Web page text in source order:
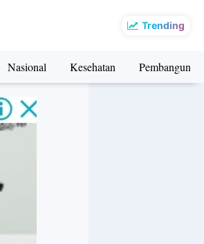
Trending
Nasional Kesehatan Pembangunan